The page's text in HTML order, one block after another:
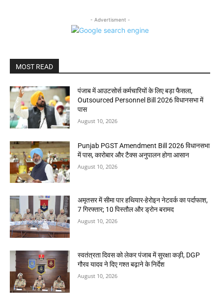
- Advertisment -
MOST READ
पंजाब में आउटसोर्स कर्मचारियों के लिए बड़ा फैसला,
Outsourced Personnel Bill 2026 विधानसभा में
पास
August 10, 2026
Punjab PGST Amendment Bill 2026 विधानसभा
में पास, कारोबार और टैक्स अनुपालन होगा आसान
August 10, 2026
अमृतसर में सीमा पार हथियार-हेरोइन नेटवर्क का पर्दाफाश,
7 गिरफ्तार; 10 पिस्तौल और ड्रोन बरामद
August 10, 2026
स्वतंत्रता दिवस को लेकर पंजाब में सुरक्षा कड़ी, DGP
गौरव यादव ने दिए गश्त बढ़ाने के निर्देश
August 10, 2026